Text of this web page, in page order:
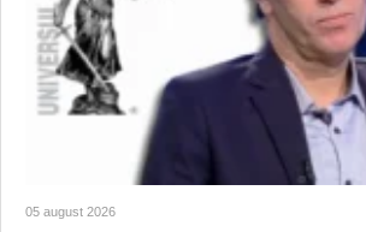
05 august 2026